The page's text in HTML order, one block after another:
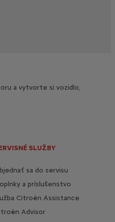
a vytvorte si vozidlo,
SLUŽBY
sa do servisu
a príslušenstvo
Citroën Assistance
Advisor